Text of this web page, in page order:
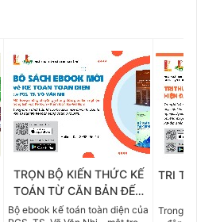
TRỌN BỘ KIẾN THỨC KẾ
TOÁN TỪ CĂN BẢN ĐẾN
CHUYÊN SÂU
Bộ ebook kế toán toàn diện của
TRI
Trong